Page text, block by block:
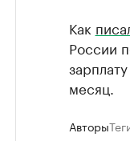
Как
России
месяц.
Авторы